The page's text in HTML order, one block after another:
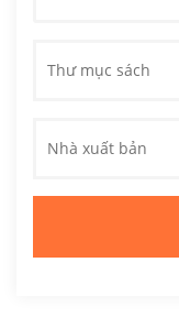
Thư mục sách
Nhà xuất bản